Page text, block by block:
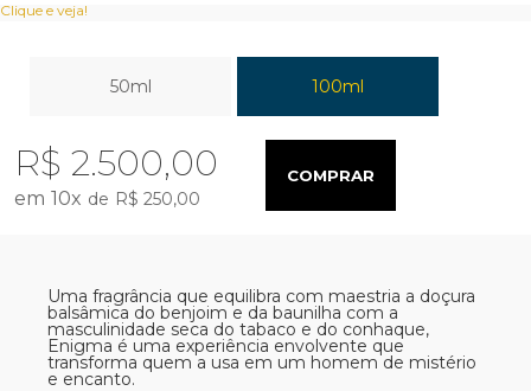
Clique e veja!
50ml 100ml
R$ 2.500,00
10x R$ 250,00
COMPRAR
Uma fragrância que equilibra com maestria a doçura
balsâmica do benjoim e da baunilha com a
masculinidade seca do tabaco e do conhaque,
Enigma é uma experiência envolvente que
transforma quem a usa em um homem de mistério
e encanto.